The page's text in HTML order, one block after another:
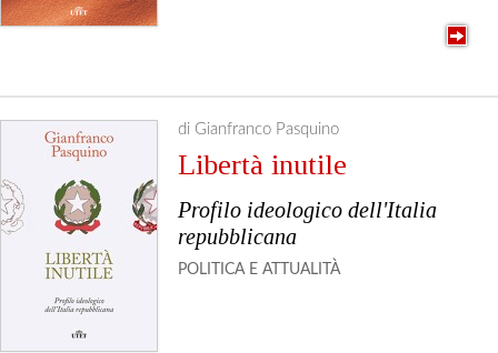
di Gianfranco Pasquino
Libertà inutile
Profilo ideologico dell'Italia
repubblicana
POLITICA E ATTUALITÀ